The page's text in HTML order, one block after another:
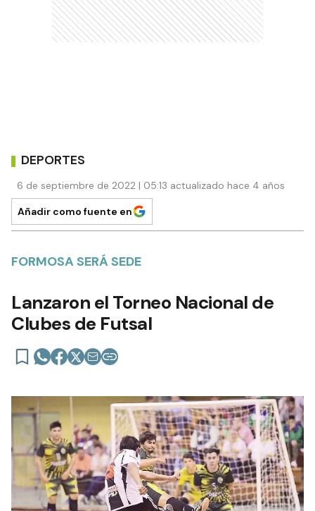
DEPORTES
6 de septiembre de 2022 | 05:13 actualizado hace 4 años
Añadir como fuente en
FORMOSA SERÁ SEDE
Lanzaron el Torneo Nacional de
Clubes de Futsal